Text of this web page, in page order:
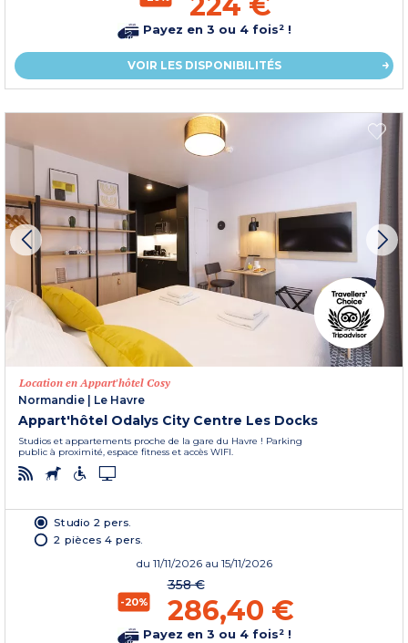
Payez en 3 ou 4 fois² !
VOIR LES DISPONIBILITÉS
Location en Appart'hôtel Cosy
Normandie
Le Havre
Appart'hôtel Odalys City Centre Les Docks
Studios et appartements proche de la gare du Havre ! Parking
public à proximité, espace fitness et accès WIFI.
Studio 2 pers.
2 pièces 4 pers.
du 11/11/2026 au 15/11/2026
-20%
358 €
286,40 €
Payez en 3 ou 4 fois² !